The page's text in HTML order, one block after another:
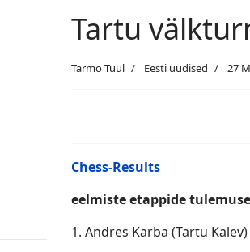
Tartu
Tarmo Tuul Eesti uudised 27
Chess-Results
eelmiste etappide
1. Andres Karba (Tartu